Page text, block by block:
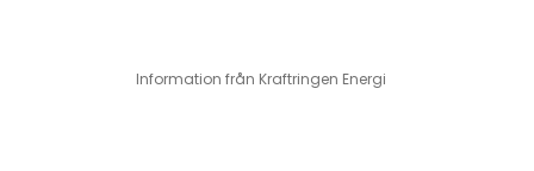
Information från Kraftringen Energi